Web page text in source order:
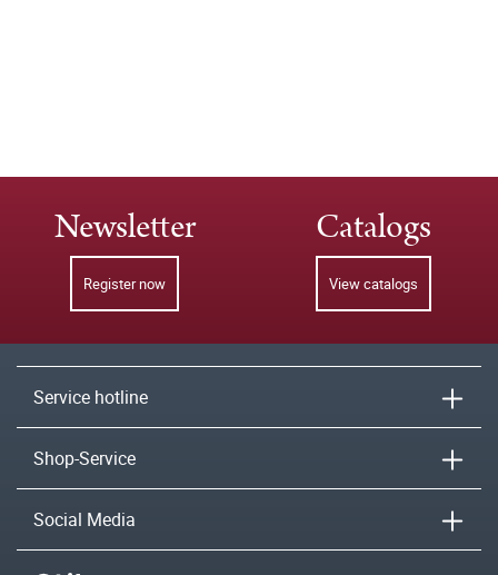
Newsletter
Register now
Catalogs
View catalogs
Service hotline
Shop-Service
Social Media